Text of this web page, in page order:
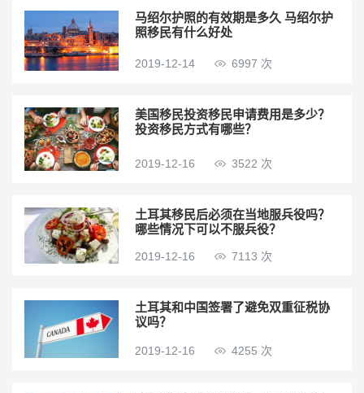
马绍尔护照的有效期是多久 马绍尔护
照移民有什么好处
2019-12-14 6997 次
美国移民投资移民申请费用是多少？
投资移民方式有哪些？
2019-12-16 3522 次
土耳其移民后必须在当地服兵役吗？
哪些情况下可以不服兵役？
2019-12-16 7113 次
土耳其和中国签署了避免双重征税协
议吗？
2019-12-16 4255 次